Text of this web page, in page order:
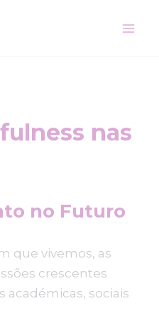
nas
no Futuro
que vivemos, as
crescentes
académicas, sociais